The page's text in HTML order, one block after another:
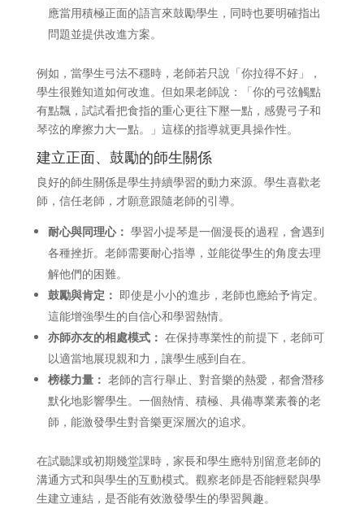
應當用積極正面的語言來鼓勵學生，同時也要明確指出
問題並提供改進方案。
例如，當學生弓法不穩時，老師若只說「你拉得不好」，
學生很難知道如何改進。但如果老師說：「你的弓弦觸點
有點飄，試試看把食指的重心更往下壓一點，感覺弓子和
琴弦的摩擦力大一點。」這樣的指導就更具操作性。
建立正面、鼓勵的師生關係
良好的師生關係是學生持續學習的動力來源。學生喜歡老
師，信任老師，才願意跟隨老師的引導。
耐心與同理心： 學習小提琴是一個漫長的過程，會遇到
各種挫折。老師需要耐心指導，並能從學生的角度去理
解他們的困難。
鼓勵與肯定： 即使是小小的進步，老師也應給予肯定。
這能增強學生的自信心和學習熱情。
亦師亦友的相處模式： 在保持專業性的前提下，老師可
以適當地展現親和力，讓學生感到自在。
榜樣力量： 老師的言行舉止、對音樂的熱愛，都會潛移
默化地影響學生。一個熱情、積極、具備專業素養的老
師，能激發學生對音樂更深層次的追求。
在試聽課或初期幾堂課時，家長和學生應特別留意老師的
溝通方式和與學生的互動模式。觀察老師是否能輕鬆與學
生建立連結，是否能有效激發學生的學習興趣。